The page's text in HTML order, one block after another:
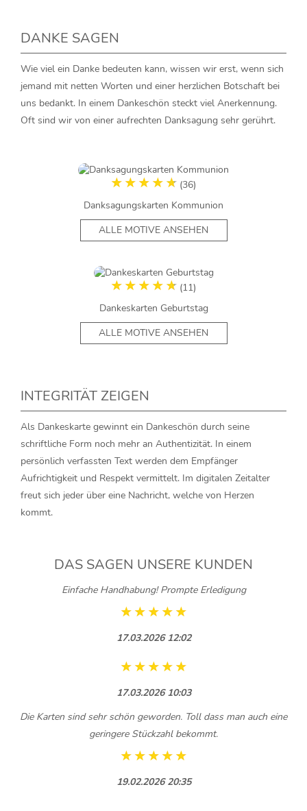
DANKE SAGEN
Wie viel ein Danke bedeuten kann, wissen wir erst, wenn sich
jemand mit netten Worten und einer herzlichen Botschaft bei
uns bedankt. In einem Dankeschön steckt viel Anerkennung.
Oft sind wir von einer aufrechten Danksagung sehr gerührt.
(36)
Danksagungskarten Kommunion
ALLE MOTIVE ANSEHEN
(11)
Dankeskarten Geburtstag
ALLE MOTIVE ANSEHEN
INTEGRITÄT ZEIGEN
Als Dankeskarte gewinnt ein Dankeschön durch seine
schriftliche Form noch mehr an Authentizität. In einem
persönlich verfassten Text werden dem Empfänger
Aufrichtigkeit und Respekt vermittelt. Im digitalen Zeitalter
freut sich jeder über eine Nachricht, welche von Herzen
kommt.
DAS SAGEN UNSERE KUNDEN
Einfache Handhabung! Prompte Erledigung
17.03.2026 12:02
17.03.2026 10:03
Die Karten sind sehr schön geworden. Toll dass man auch eine
geringere Stückzahl bekommt.
19.02.2026 20:35